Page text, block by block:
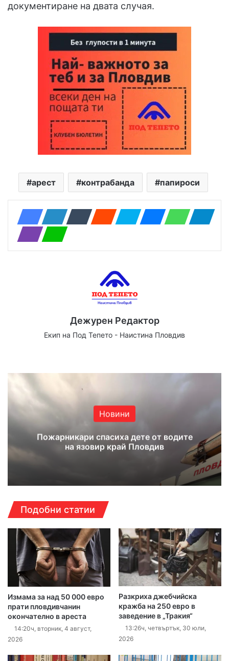
документиране на двата случая.
арест контрабанда папироси
Дежурен Редактор
Екип на Под Тепето - Наистина Пловдив
Новини
Пожарникари спасиха дете от водите
на язовир край Пловдив
Подобни статии
Измама за над 50 000 евро
прати пловдивчанин
окончателно в ареста
14:20ч, вторник, 4 август,
2026
Разкриха джебчийска
кражба на 250 евро в
заведение в „Тракия“
13:26ч, четвъртък, 30 юли,
2026